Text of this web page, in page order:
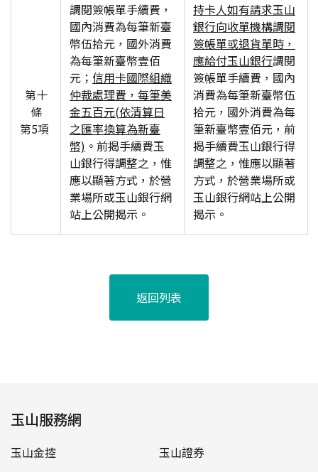
第十
條
第5項
調閱簽帳單手續費，
國內消費為每筆新臺
幣伍拾元，國外消費
為每筆新臺幣壹佰
元； 信用卡國際組織
仲裁處理費，每筆美
金五百元(依清算日
之匯率換算為新臺
幣) 。前揭手續費玉
山銀行得調整之，惟
應以顯著方式，於營
業場所或玉山銀行網
站上公開揭示。
持卡人如有請求玉山
銀行向收單機構調閱
簽帳單或退貨單時，
應給付玉山銀行調閱
簽帳單手續費，國內
消費為每筆新臺幣伍
拾元，國外消費為每
筆新臺幣壹佰元，前
揭手續費玉山銀行得
調整之，惟應以顯著
方式，於營業場所或
玉山銀行網站上公開
揭示。
返回列表
玉山服務網
玉山金控
玉山證券